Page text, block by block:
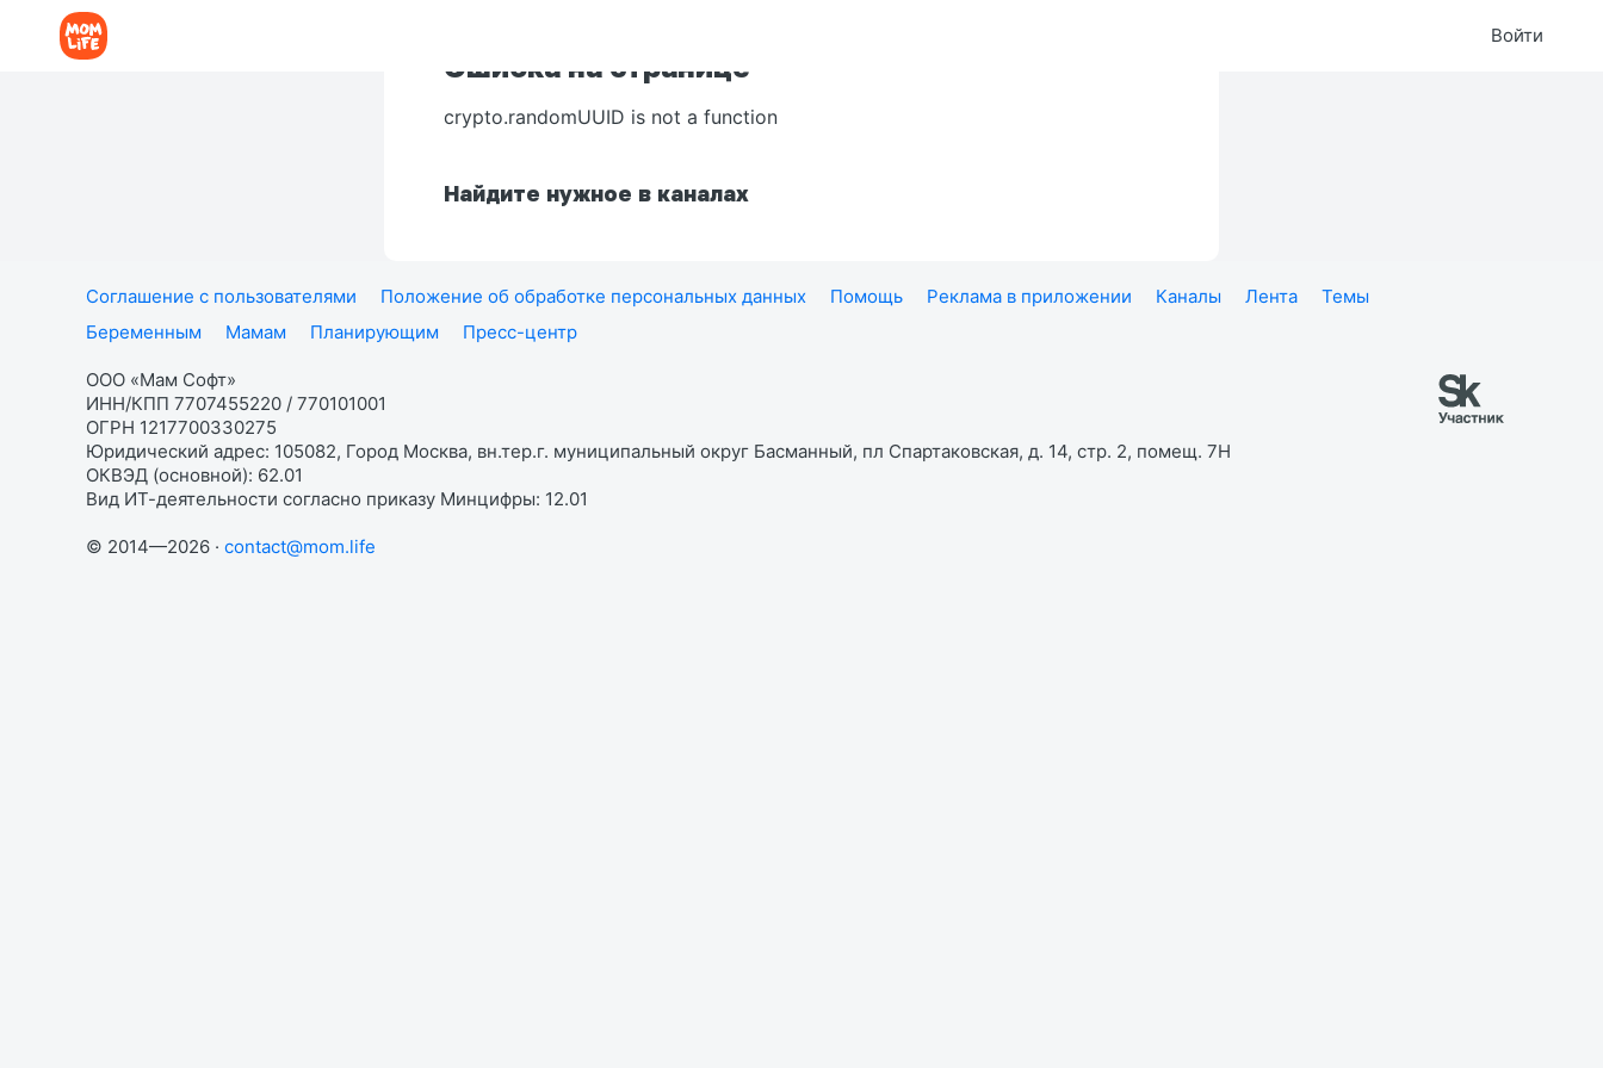
Войти
Ошибка на странице
crypto.randomUUID is not a function
Найдите нужное в каналах
Соглашение с пользователями Положение об обработке персональных данных Помощь Реклама в приложении Каналы Лента
Темы
Беременным
Мамам Планирующим Пресс-центр
ООО «Мам Софт»
ИНН/КПП 7707455220 / 770101001
ОГРН 1217700330275
Юридический адрес: 105082, Город Москва, вн.тер.г. муниципальный округ Басманный, пл Спартаковская, д. 14, стр. 2, помещ. 7Н
ОКВЭД (основной): 62.01
Вид ИТ-деятельности согласно приказу Минцифры: 12.01
© 2014—2026 · contact@mom.life